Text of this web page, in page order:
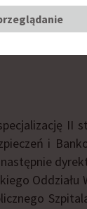
II
i
Oddziału